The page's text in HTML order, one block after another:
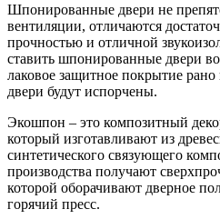
Шпонированные двери не
вентиляции, отличаются
прочностью и отличной
ставить шпонированные двери
лаковое защитное покрытие
двери будут испорчены.
Экошпон – это композитный
который изготавливают из
синтетического связующего
производства получают
которой оборачивают дверное
горячий пресс.